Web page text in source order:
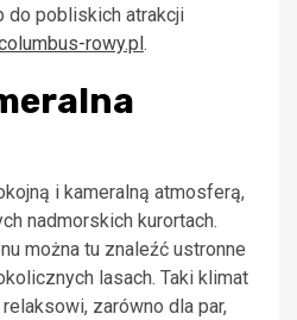
do pobliskich atrakcji
rowy.pl .
i kameralną atmosferą,
nadmorskich kurortach.
można tu znaleźć ustronne
lasach. Taki klimat
zarówno dla par,